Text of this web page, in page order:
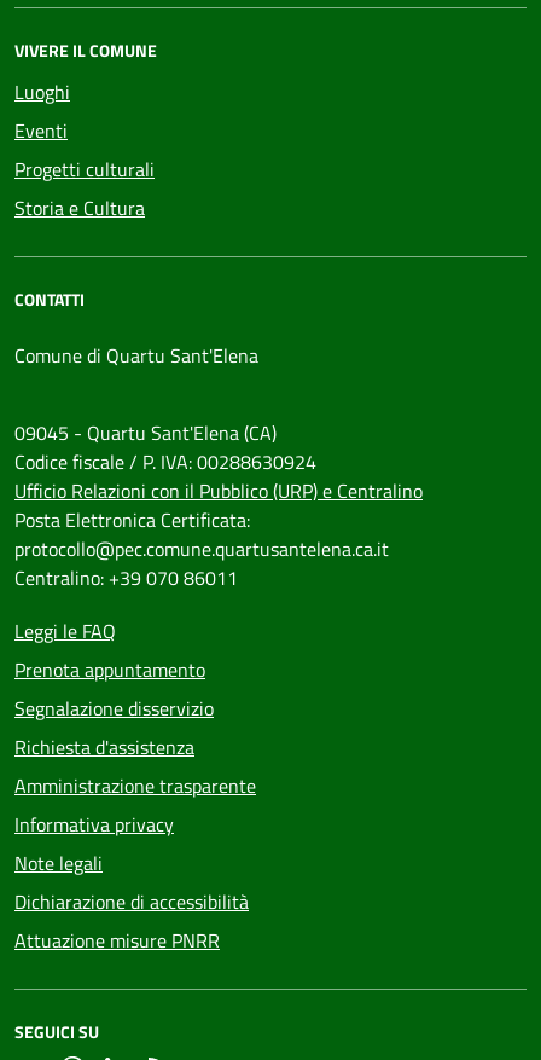
VIVERE IL COMUNE
Luoghi
Eventi
Progetti culturali
Storia e Cultura
CONTATTI
Comune di Quartu Sant'Elena
09045 - Quartu Sant'Elena (CA)
Codice fiscale / P. IVA: 00288630924
Ufficio Relazioni con il Pubblico (URP) e Centralino
Posta Elettronica Certificata:
protocollo@pec.comune.quartusantelena.ca.it
Centralino: +39 070 86011
Leggi le FAQ
Prenota appuntamento
Segnalazione disservizio
Richiesta d'assistenza
Amministrazione trasparente
Informativa privacy
Note legali
Dichiarazione di accessibilità
Attuazione misure PNRR
SEGUICI SU